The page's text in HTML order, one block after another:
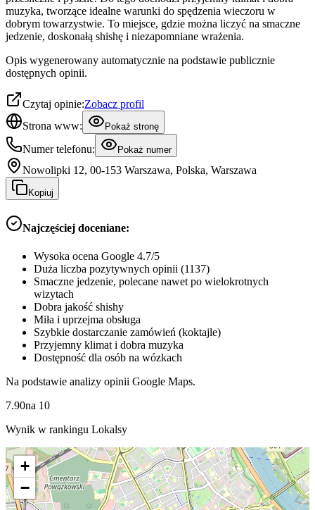
muzyka, tworzące idealne warunki do spędzenia wieczoru w
dobrym towarzystwie. To miejsce, gdzie można liczyć na smaczne
jedzenie, doskonałą shishę i niezapomniane wrażenia.
Opis wygenerowany automatycznie na podstawie publicznie
dostępnych opinii.
Czytaj opinie:Zobacz profil
Strona www:
Pokaż stronę
Numer telefonu: Pokaż numer
Nowolipki 12, 00-153 Warszawa, Polska, Warszawa
Kopiuj
Najczęściej doceniane:
Wysoka ocena Google 4.7/5
Duża liczba pozytywnych opinii (1137)
Smaczne jedzenie, polecane nawet po wielokrotnych
wizytach
Dobra jakość shishy
Miła i uprzejma obsługa
Szybkie dostarczanie zamówień (koktajle)
Przyjemny klimat i dobra muzyka
Dostępność dla osób na wózkach
Na podstawie analizy opinii Google Maps.
7.90na 10
Wynik w rankingu Lokalsy
+
−